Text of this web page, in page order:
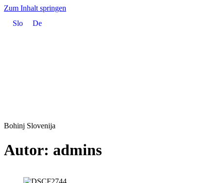
Zum Inhalt springen
Slo
De
Bohinj Slovenija
Autor: admins